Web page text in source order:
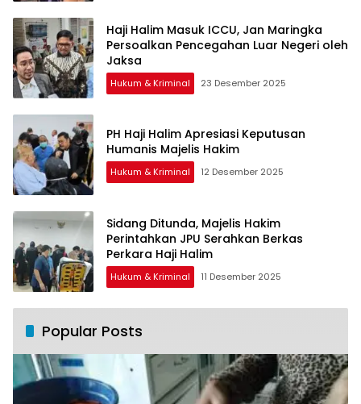
Haji Halim Masuk ICCU, Jan Maringka
Persoalkan Pencegahan Luar Negeri oleh
Jaksa
Hukum & Kriminal 23 Desember 2025
PH Haji Halim Apresiasi Keputusan
Humanis Majelis Hakim
Hukum & Kriminal 12 Desember 2025
Sidang Ditunda, Majelis Hakim
Perintahkan JPU Serahkan Berkas
Perkara Haji Halim
Hukum & Kriminal 11 Desember 2025
Popular Posts